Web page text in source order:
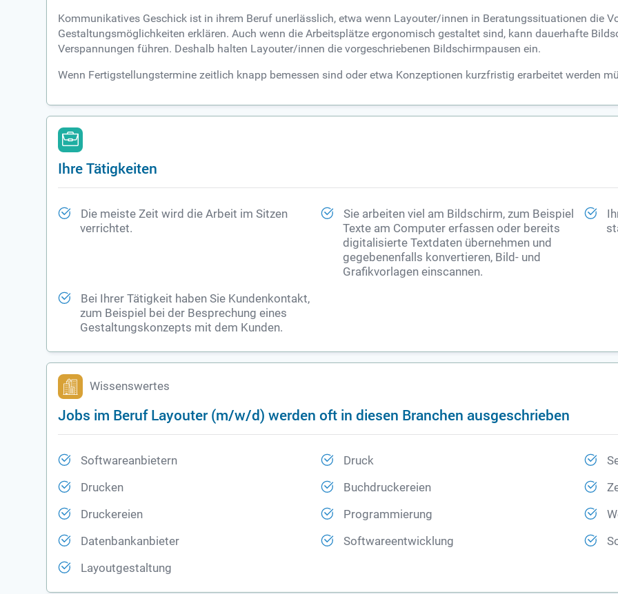
Kommunikatives Geschick ist in ihrem Beruf unerlässlich, etwa wenn Layouter/innen in Beratungssituationen die
Gestaltungsmöglichkeiten erklären. Auch wenn die Arbeitsplätze ergonomisch gestaltet sind, kann dauerhafte
Verspannungen führen. Deshalb halten Layouter/innen die vorgeschriebenen Bildschirmpausen ein.
Wenn Fertigstellungstermine zeitlich knapp bemessen sind oder etwa Konzeptionen kurzfristig erarbeitet werden
Ihre Tätigkeiten
Die meiste Zeit wird die Arbeit im Sitzen
verrichtet.
Sie arbeiten viel am Bildschirm, zum Beispiel
Texte am Computer erfassen oder bereits
digitalisierte Textdaten übernehmen und
gegebenenfalls konvertieren, Bild- und
Grafikvorlagen einscannen.
Bei Ihrer Tätigkeit haben Sie Kundenkontakt,
zum Beispiel bei der Besprechung eines
Gestaltungskonzepts mit dem Kunden.
Wissenswertes
Jobs im Beruf Layouter (m/w/d) werden oft in diesen Branchen ausgeschrieben
Softwareanbietern Druck
Drucken Buchdruckereien
Druckereien Programmierung
Datenbankanbieter Softwareentwicklung
Layoutgestaltung